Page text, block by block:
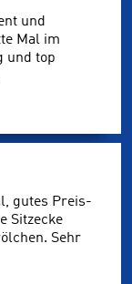
und
Mal im
und top
gutes Preis-
Sitzecke
Sehr